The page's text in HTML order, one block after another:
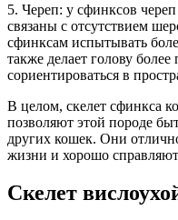
5. Череп: у сфинксов
связаны с отсутствием
сфинксам испытывать
также делает голову
сориентироваться в
В целом, скелет сфинкса
позволяют этой породе
других кошек. Они
жизни и хорошо
Скелет